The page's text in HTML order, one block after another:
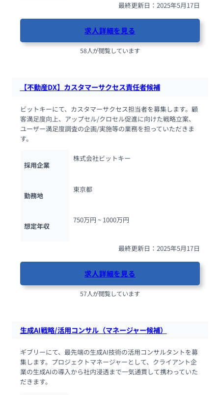
最終更新日：2025年5月17日
求人詳細を見る
58人が閲覧しています
【不動産DX】カスタマーサクセス責任者候補
ビットキーにて、カスタマーサクセス担当者を募集します。顧
客満足度向上、アップセル/クロセル促進に向けた戦略立案、
ユーザー満足度調査の企画/実施等の業務を担っていただきま
す。
採用企業
株式会社ビットキー
勤務地
東京都
想定年収
750万円 ~ 1000万円
最終更新日：2025年5月17日
求人詳細を見る
57人が閲覧しています
生成AI戦略/活用コンサル（マネージャー候補）
ギブリーにて、最先端の生成AI技術の活用コンサルタントを募
集します。プロジェクトマネージャーとして、クライアント企
業の生成AIの導入から社内浸透まで一気通貫して携わっていた
だきます。